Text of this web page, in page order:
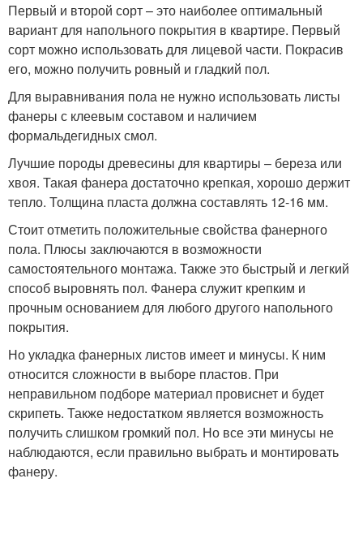
Первый и второй сорт – это наиболее оптимальный
вариант для напольного покрытия в квартире. Первый
сорт можно использовать для лицевой части. Покрасив
его, можно получить ровный и гладкий пол.
Для выравнивания пола не нужно использовать листы
фанеры с клеевым составом и наличием
формальдегидных смол.
Лучшие породы древесины для квартиры – береза или
хвоя. Такая фанера достаточно крепкая, хорошо держит
тепло. Толщина пласта должна составлять 12-16 мм.
Стоит отметить положительные свойства фанерного
пола. Плюсы заключаются в возможности
самостоятельного монтажа. Также это быстрый и легкий
способ выровнять пол. Фанера служит крепким и
прочным основанием для любого другого напольного
покрытия.
Но укладка фанерных листов имеет и минусы. К ним
относится сложности в выборе пластов. При
неправильном подборе материал провиснет и будет
скрипеть. Также недостатком является возможность
получить слишком громкий пол. Но все эти минусы не
наблюдаются, если правильно выбрать и монтировать
фанеру.